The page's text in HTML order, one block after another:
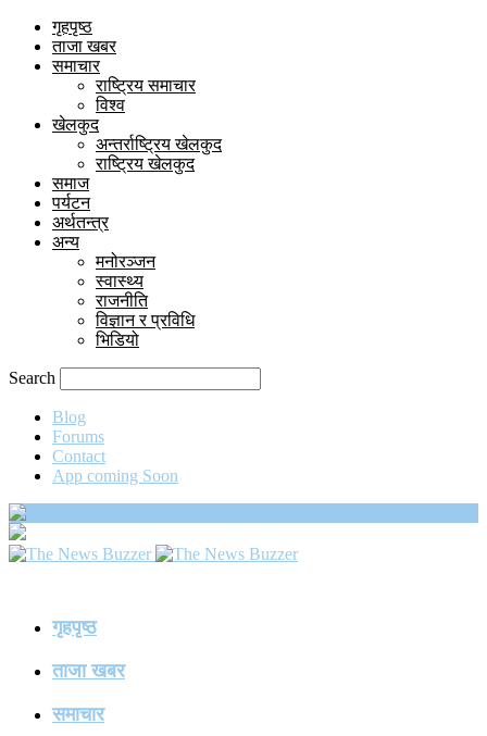
गृहपृष्ठ
ताजा खबर
समाचार
राष्ट्रिय समाचार
विश्व
खेलकुद
अन्तर्राष्ट्रिय खेलकुद
राष्ट्रिय खेलकुद
समाज
पर्यटन
अर्थतन्त्र
अन्य
मनोरञ्जन
स्वास्थ्य
राजनीति
विज्ञान र प्रविधि
भिडियो
Search
Blog
Forums
Contact
App coming Soon
गृहपृष्ठ
ताजा खबर
समाचार